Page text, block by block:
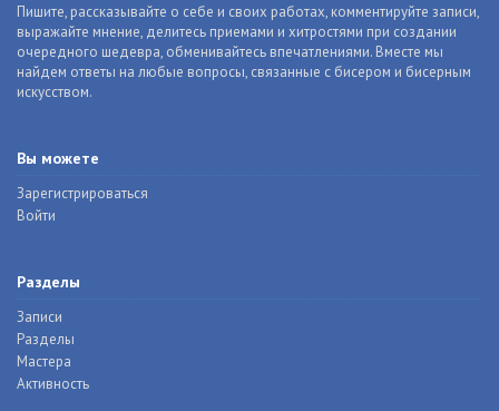
Пишите, рассказывайте о себе и своих работах, комментируйте записи,
выражайте мнение, делитесь приемами и хитростями при создании
очередного шедевра, обменивайтесь впечатлениями. Вместе мы
найдем ответы на любые вопросы, связанные с бисером и бисерным
искусством.
Вы можете
Зарегистрироваться
Войти
Разделы
Записи
Разделы
Мастера
Активность